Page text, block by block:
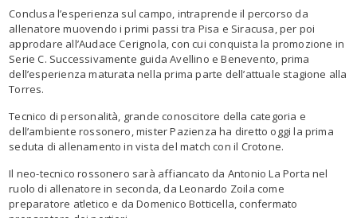
Conclusa l’esperienza sul campo, intraprende il percorso da
allenatore muovendo i primi passi tra Pisa e Siracusa, per poi
approdare all’Audace Cerignola, con cui conquista la promozione in
Serie C. Successivamente guida Avellino e Benevento, prima
dell’esperienza maturata nella prima parte dell’attuale stagione alla
Torres.
Tecnico di personalità, grande conoscitore della categoria e
dell’ambiente rossonero, mister Pazienza ha diretto oggi la prima
seduta di allenamento in vista del match con il Crotone.
Il neo-tecnico rossonero sarà affiancato da Antonio La Porta nel
ruolo di allenatore in seconda, da Leonardo Zoila come
preparatore atletico e da Domenico Botticella, confermato